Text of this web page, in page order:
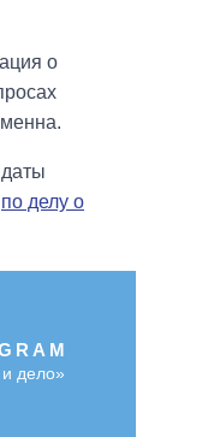
о
по делу о
дело»